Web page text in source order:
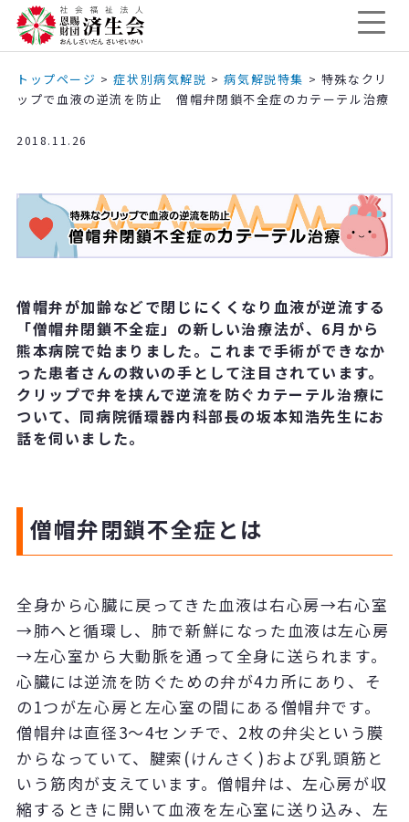
トップページ >症状別病気解説 >病気解説特集 > 特殊なクリ
ップで血液の逆流を防止 僧帽弁閉鎖不全症のカテーテル治療
2018.11.26
僧帽弁が加齢などで閉じにくくなり血液が逆流する
「僧帽弁閉鎖不全症」の新しい治療法が、6月から
熊本病院で始まりました。これまで手術ができなか
った患者さんの救いの手として注目されています。
クリップで弁を挟んで逆流を防ぐカテーテル治療に
ついて、同病院循環器内科部長の坂本知浩先生にお
話を伺いました。
僧帽弁閉鎖不全症とは
全身から心臓に戻ってきた血液は右心房→右心室
→肺へと循環し、肺で新鮮になった血液は左心房
→左心室から大動脈を通って全身に送られます。
心臓には逆流を防ぐための弁が4カ所にあり、そ
の1つが左心房と左心室の間にある僧帽弁です。
僧帽弁は直径3～4センチで、2枚の弁尖という膜
からなっていて、腱索(けんさく)および乳頭筋と
いう筋肉が支えています。僧帽弁は、左心房が収
縮するときに開いて血液を左心室に送り込み、左